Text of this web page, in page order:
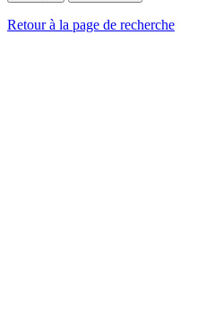
Retour à la page de recherche